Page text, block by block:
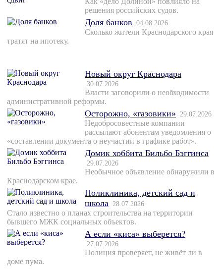
решения российских судов.
Доля банков 04.08.2026
Сколько жители Краснодарского края
тратят на ипотеку.
Новый округ Краснодара
30.07.2026
Власти заговорили о необходимости
административной реформы.
Осторожно, «газовики» 29.07.2026
Недобросовестные компании
рассылают абонентам уведомления о
«составлении документа о неучастии в графике работ».
Домик хоббита Бильбо Бэггинса
29.07.2026
Необычное объявление обнаружили в
Краснодарском крае.
Поликлиника, детский сад и
школа 28.07.2026
Стало известно о планах строительства на территории
бывшего МЖК социальных объектов.
А если «киса» выберется?
27.07.2026
Полиция проверяет, не живёт ли в
доме пума.